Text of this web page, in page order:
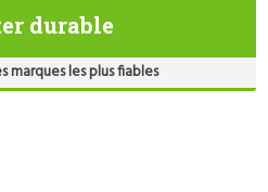
durable
marques les plus fiables